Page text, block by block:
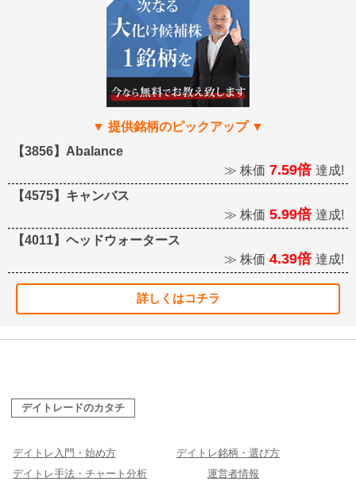
【3856】Abalance
≫ 株価 7.59倍 達成!
【4575】キャンバス
≫ 株価 5.99倍 達成!
【4011】ヘッドウォータース
≫ 株価 4.39倍 達成!
詳しくはコチラ
デイトレードのカタチ
デイトレ入門・始め方
デイトレ銘柄・選び方
デイトレ手法・チャート分析
運営者情報